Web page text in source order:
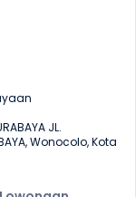
JL.
Wonocolo, Kota